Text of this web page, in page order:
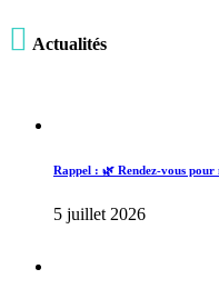
 Actualités
Rappel : 🌿 Rendez-vous
5 juillet 2026